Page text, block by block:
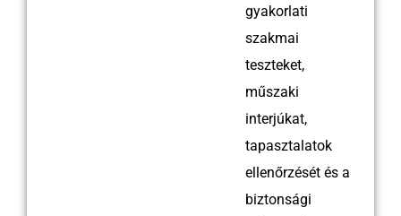
gyakorlati
szakmai
teszteket,
műszaki
interjúkat,
tapasztalatok
ellenőrzését és a
biztonsági